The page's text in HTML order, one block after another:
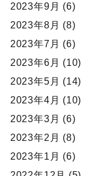
2023年9月 (6)
2023年8月 (8)
2023年7月 (6)
2023年6月 (10)
2023年5月 (14)
2023年4月 (10)
2023年3月 (6)
2023年2月 (8)
2023年1月 (6)